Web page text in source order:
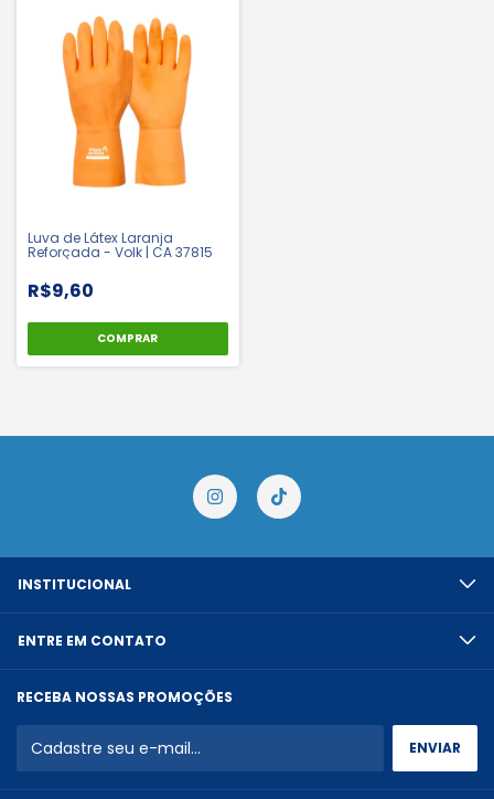
Luva de Látex Laranja
Reforçada - Volk | CA 37815
R$9,60
COMPRAR
INSTITUCIONAL
ENTRE EM CONTATO
RECEBA NOSSAS PROMOÇÕES